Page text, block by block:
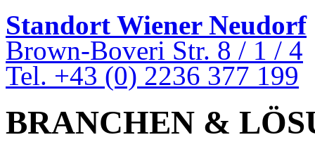
Standort Wiener Neudorf
Brown-Boveri Str. 8 / 1 / 4
Tel. +43 (0) 2236 377 199
BRANCHEN &